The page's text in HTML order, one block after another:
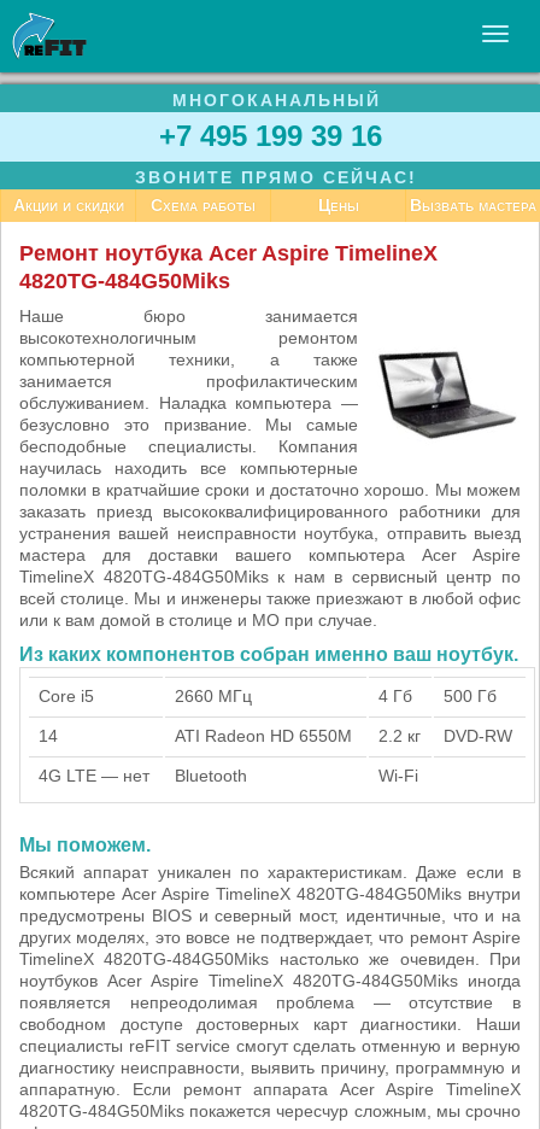
УСЛУГИ
БИЗНЕСУ
СТАТЬИ
КОНТАКТЫ
МНОГОКАНАЛЬНЫЙ
+7 495 199 39 16
ЗВОНИТЕ ПРЯМО СЕЙЧАС!
Акции и скидки
Схема работы Цены Вызвать мастера
Ремонт ноутбука Acer Aspire TimelineX
4820TG-484G50Miks
Наше бюро занимается
высокотехнологичным ремонтом
компьютерной техники, а также
занимается профилактическим
обслуживанием. Наладка компьютера —
безусловно это призвание. Мы самые
бесподобные специалисты. Компания
научилась находить все компьютерные
поломки в кратчайшие сроки и достаточно хорошо. Мы можем
заказать приезд высококвалифицированного работники для
устранения вашей неисправности ноутбука, отправить выезд
мастера для доставки вашего компьютера Acer Aspire
TimelineX 4820TG-484G50Miks к нам в сервисный центр по
всей столице. Мы и инженеры также приезжают в любой офис
или к вам домой в столице и МО при случае.
Из каких компонентов собран именно ваш ноутбук.
Core i5 2660 МГц 4 Гб 500 Гб
14 ATI Radeon HD 6550M 2.2 кг DVD-RW
4G LTE — нет Bluetooth Wi-Fi
Мы поможем.
Всякий аппарат уникален по характеристикам. Даже если в
компьютере Acer Aspire TimelineX 4820TG-484G50Miks внутри
предусмотрены BIOS и северный мост, идентичные, что и на
других моделях, это вовсе не подтверждает, что ремонт Aspire
TimelineX 4820TG-484G50Miks настолько же очевиден. При
ноутбуков Acer Aspire TimelineX 4820TG-484G50Miks иногда
появляется непреодолимая проблема — отсутствие в
свободном доступе достоверных карт диагностики. Наши
специалисты reFIT service смогут сделать отменную и верную
диагностику неисправности, выявить причину, программную и
аппаратную. Если ремонт аппарата Acer Aspire TimelineX
4820TG-484G50Miks покажется чересчур сложным, мы срочно